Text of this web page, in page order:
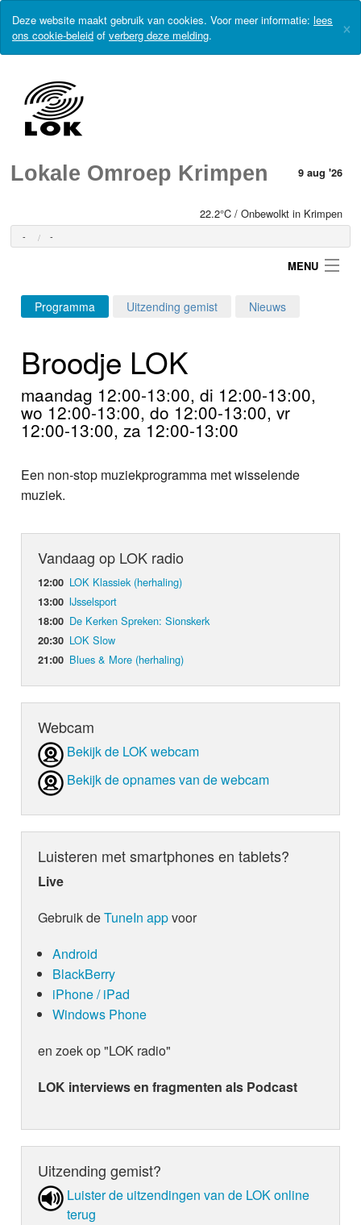
Deze website maakt gebruik van cookies. Voor meer informatie: lees
ons cookie-beleid of verberg deze melding. ×
Lokale Omroep Krimpen 9 aug '26
22.2°C / Onbewolkt in Krimpen
- -
MENU
Login
Home
Programma's
Nieuws
Foto's
Webcam
Info
Programma Uitzending gemist Nieuws
Broodje LOK
maandag 12:00-13:00, di 12:00-13:00,
wo 12:00-13:00, do 12:00-13:00, vr
12:00-13:00, za 12:00-13:00
Een non-stop muziekprogramma met wisselende
muziek.
Vandaag op LOK radio
12:00 LOK Klassiek (herhaling)
13:00 IJsselsport
18:00 De Kerken Spreken: Sionskerk
20:30 LOK Slow
21:00 Blues & More (herhaling)
Webcam
Bekijk de LOK webcam
Bekijk de opnames van de webcam
Luisteren met smartphones en tablets?
Live
Gebruik deTuneIn appvoor
Android
BlackBerry
iPhone / iPad
Windows Phone
en zoek op "LOK radio"
LOK interviews en fragmenten als Podcast
Uitzending gemist?
Luister de uit­zen­din­gen van de LOK online
terug